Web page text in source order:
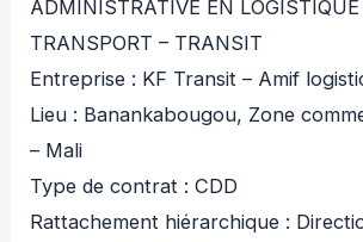
ADMINISTRATIVE EN LOGISTIQUE
TRANSPORT – TRANSIT
Entreprise : KF Transit – Amif
Lieu : Banankabougou, Zone
– Mali
Type de contrat : CDD
Rattachement hiérarchique :